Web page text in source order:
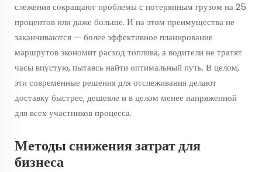
слежения сокращают проблемы с потерянным грузом на 25
процентов или даже больше. И на этом преимущества не
заканчиваются — более эффективное планирование
маршрутов экономит расход топлива, а водители не тратят
часы впустую, пытаясь найти оптимальный путь. В целом,
эти современные решения для отслеживания делают
доставку быстрее, дешевле и в целом менее напряженной
для всех участников процесса.
Методы снижения затрат для
бизнеса